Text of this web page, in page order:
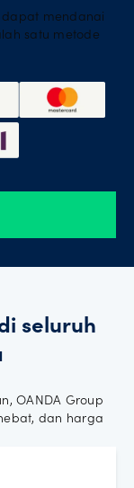
dapat mendanai
satu metode
seluruh
OANDA Group
dan harga